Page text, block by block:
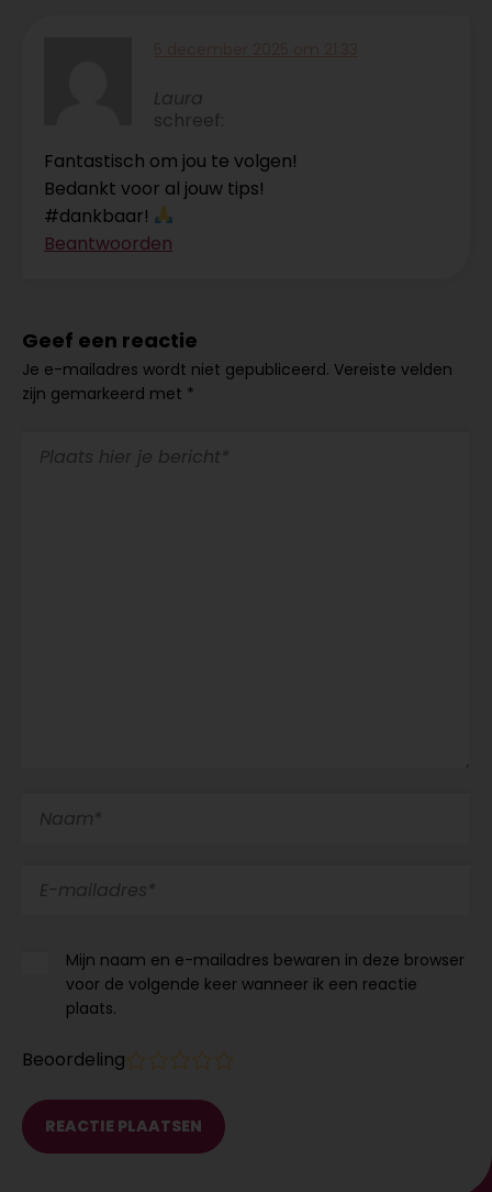
Laura
schreef:
Fantastisch om jou te volgen!
Bedankt voor al jouw tips!
#dankbaar!
Beantwoorden
Geef een reactie
Je e-mailadres wordt niet gepubliceerd. Vereiste velden
zijn gemarkeerd met *
Mijn naam en e-mailadres bewaren in deze browser
voor de volgende keer wanneer ik een reactie
plaats.
Beoordeling 4
3
2
1